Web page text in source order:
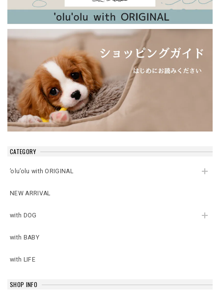
CATEGORY
’olu’olu with ORIGINAL
NEW ARRIVAL
with DOG
with BABY
with LIFE
SHOP INFO